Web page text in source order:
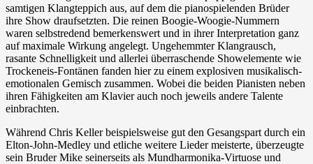
samtigen Klangteppich aus, auf dem die pianospielenden Brüder
ihre Show draufsetzten. Die reinen Boogie-Woogie-Nummern
waren selbstredend bemerkenswert und in ihrer Interpretation ganz
auf maximale Wirkung angelegt. Ungehemmter Klangrausch,
rasante Schnelligkeit und allerlei überraschende Showelemente wie
Trockeneis-Fontänen fanden hier zu einem explosiven musikalisch-
emotionalen Gemisch zusammen. Wobei die beiden Pianisten neben
ihren Fähigkeiten am Klavier auch noch jeweils andere Talente
einbrachten.
Während Chris Keller beispielsweise gut den Gesangspart durch ein
Elton-John-Medley und etliche weitere Lieder meisterte, überzeugte
sein Bruder Mike seinerseits als Mundharmonika-Virtuose und